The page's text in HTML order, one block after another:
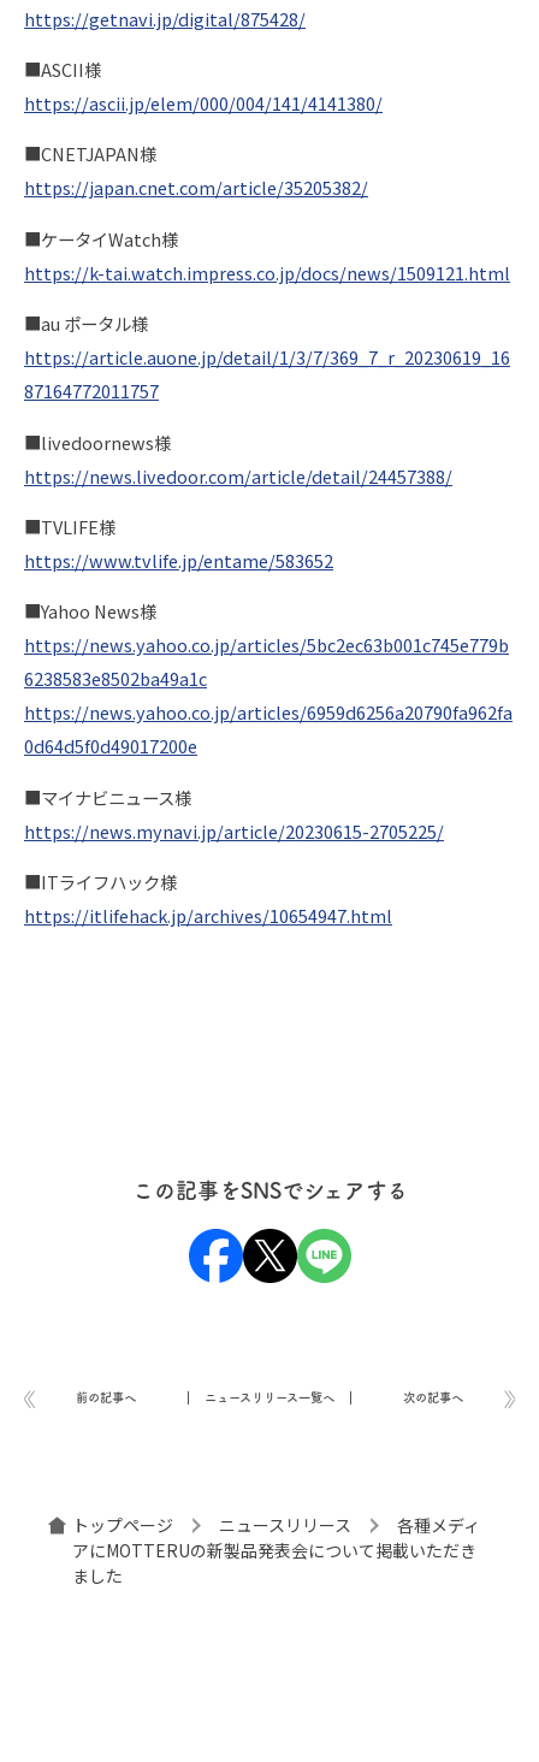
https://getnavi.jp/digital/875428/
■ASCII様
https://ascii.jp/elem/000/004/141/4141380/
■CNETJAPAN様
https://japan.cnet.com/article/35205382/
■ケータイWatch様
https://k-tai.watch.impress.co.jp/docs/news/1509121.html
■au ポータル様
https://article.auone.jp/detail/1/3/7/369_7_r_20230619_16
87164772011757
■livedoornews様
https://news.livedoor.com/article/detail/24457388/
■TVLIFE様
https://www.tvlife.jp/entame/583652
■Yahoo News様
https://news.yahoo.co.jp/articles/5bc2ec63b001c745e779b
6238583e8502ba49a1c
https://news.yahoo.co.jp/articles/6959d6256a20790fa962fa
0d64d5f0d49017200e
■マイナビニュース様
https://news.mynavi.jp/article/20230615-2705225/
■ITライフハック様
https://itlifehack.jp/archives/10654947.html
この記事をSNSでシェアする
前の記事へ ニュースリリース一覧へ 次の記事へ
トップページ ニュースリリース
各種メディ
アにMOTTERUの新製品発表会について掲載いただき
ました